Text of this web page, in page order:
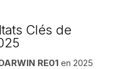
Clés de
RE01en 2025